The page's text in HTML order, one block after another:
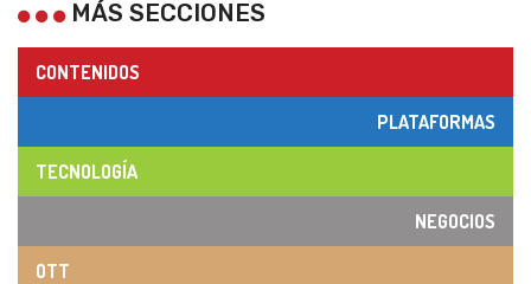
MÁS SECCIONES
CONTENIDOS
PLATAFORMAS
TECNOLOGÍA
NEGOCIOS
OTT